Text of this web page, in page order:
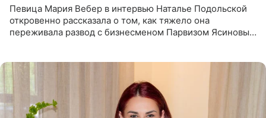
Певица Мария Вебер в интервью Наталье Подольской
откровенно рассказала о том, как тяжело она
переживала развод с бизнесменом Парвизом Ясиновым.